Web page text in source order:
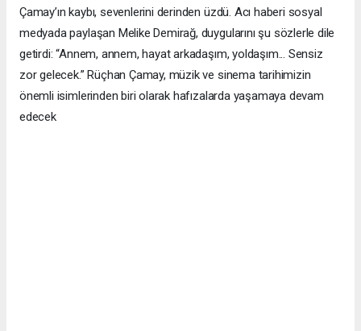
Çamay’ın kaybı, sevenlerini derinden üzdü. Acı haberi sosyal
medyada paylaşan Melike Demirağ, duygularını şu sözlerle dile
getirdi: “Annem, annem, hayat arkadaşım, yoldaşım... Sensiz
zor gelecek.” Rüçhan Çamay, müzik ve sinema tarihimizin
önemli isimlerinden biri olarak hafızalarda yaşamaya devam
edecek